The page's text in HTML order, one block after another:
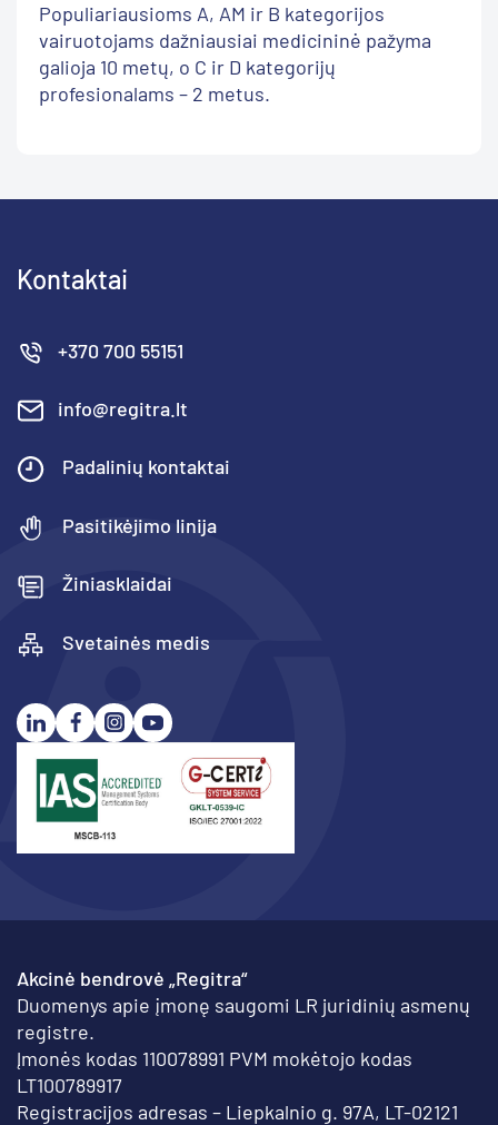
Populiariausioms A, AM ir B kategorijos
vairuotojams dažniausiai medicininė pažyma
galioja 10 metų, o C ir D kategorijų
profesionalams – 2 metus.
Kontaktai
+370 700 55151
info@regitra.lt
Padalinių kontaktai
Pasitikėjimo linija
Žiniasklaidai
Svetainės medis
Akcinė bendrovė „Regitra“
Duomenys apie įmonę saugomi LR juridinių asmenų
registre.
Įmonės kodas 110078991 PVM mokėtojo kodas
LT100789917
Registracijos adresas – Liepkalnio g. 97A, LT-02121